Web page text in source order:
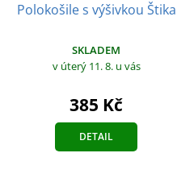
Polokošile s výšivkou Štika
SKLADEM
v úterý 11. 8. u vás
385 Kč
DETAIL